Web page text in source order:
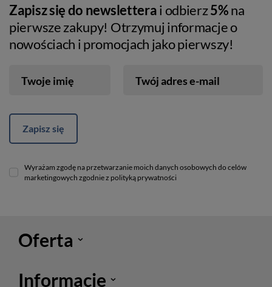
Zapisz się do newsletterai odbierz5%na
pierwsze zakupy! Otrzymuj informacje o
nowościach i promocjach jako pierwszy!
Twoje imię Twój adres e-mail
Zapisz się
Wyrażam zgodę na przetwarzanie moich danych osobowych do celów
marketingowych zgodnie z polityką prywatności
Oferta
Informacje